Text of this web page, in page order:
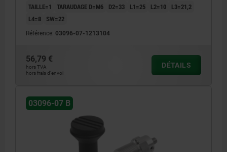
TAILLE=1
TARAUDAGE D=M6 D2=33 L1=25 L2=10
L3=21,2
L4=8
SW=22
Référence: 03096-07-1213104
56,79 €
hors TVA
hors frais d’envoi
DÉTAILS
03096-07 B